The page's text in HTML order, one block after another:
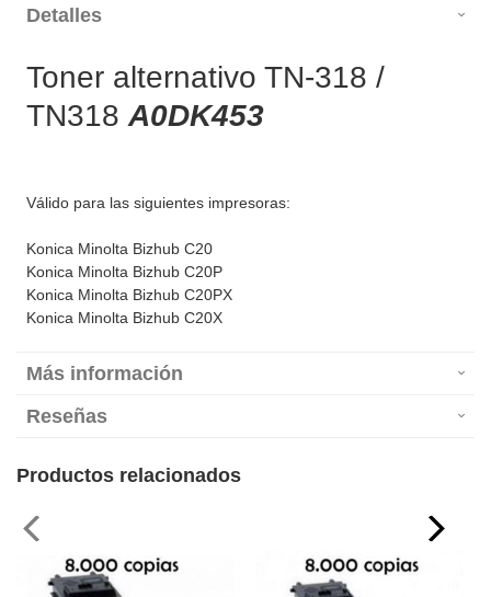
Detalles
Toner alternativo TN-318 /
TN318A0DK453
Válido para las siguientes impresoras:
Konica Minolta Bizhub C20
Konica Minolta Bizhub C20P
Konica Minolta Bizhub C20PX
Konica Minolta Bizhub C20X
Más información
Reseñas
Productos relacionados